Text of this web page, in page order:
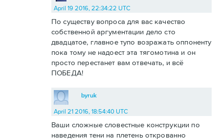
April 19 2016, 22:34:22 UTC
По существу вопроса для вас качество
собственной аргументации дело сто
двадцатое, главное тупо возражать оппоненту
пока тому не надоест эта тягомотина и он
просто перестанет вам отвечать, и всё
ПОБЕДА!
byruk
April 21 2016, 18:54:40 UTC
Ваши сложные словестные конструкции по
наведения тени на плетень открованно